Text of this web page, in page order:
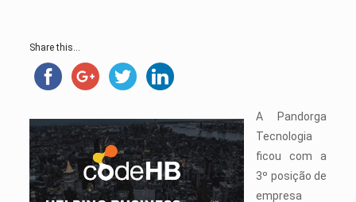
Share this...
A Pandorga
Tecnologia
ficou com a
3º posição de
empresa